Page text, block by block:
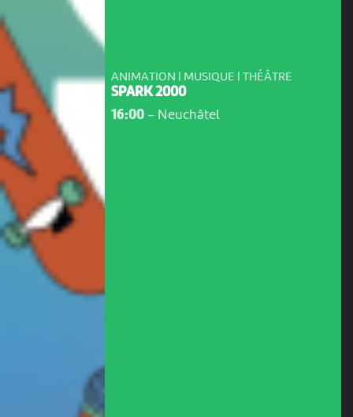
ANIMATION | MUSIQUE | THÉÂTRE
SPARK 2000
16:00- Neuchâtel